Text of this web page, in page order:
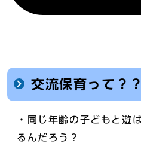
交流保育って？？
・同じ年齢の子どもと遊
るんだろう？